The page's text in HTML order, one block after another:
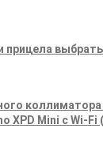
прицела
XPD Mini с Wi-Fi